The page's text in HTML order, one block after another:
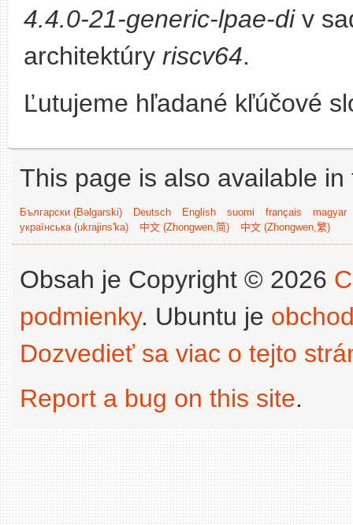
4.4.0-21-generic-lpae-div
architektúry riscv64.
Ľutujeme hľadané kľúčové
This page is also available
Български (Bəlgarski) Deutsch English suomi français
magyar
українська (ukrajins'ka)
中文 (Zhongwen,简) 中文 (Zhongwen,繁)
Obsah je Copyright © 2026
podmienky. Ubuntu je
Dozvedieť sa viac o tejto
Report a bug on this site.